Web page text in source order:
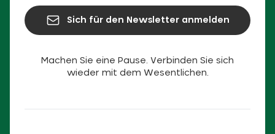
Machen Sie eine Pause. Verbinden Sie sich
wieder mit dem Wesentlichen.
Sich für den Newsletter anmelden